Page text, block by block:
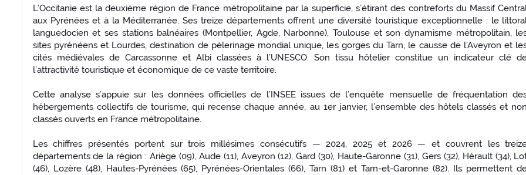
L’Occitanie est la deuxième région de France métropolitaine par la superficie, s’étirant des contreforts du Massif
aux Pyrénées et à la Méditerranée. Ses treize départements offrent une diversité touristique exceptionnelle : le
languedocien et ses stations balnéaires (Montpellier, Agde, Narbonne), Toulouse et son dynamisme métropolitain,
sites pyrénéens et Lourdes, destination de pèlerinage mondial unique, les gorges du Tarn, le causse de l’Aveyron et
cités médiévales de Carcassonne et Albi classées à l’UNESCO. Son tissu hôtelier constitue un indicateur clé
l’attractivité touristique et économique de ce vaste territoire.
Cette analyse s’appuie sur les données officielles de l’INSEE issues de l’enquête mensuelle de fréquentation
hébergements collectifs de tourisme, qui recense chaque année, au 1er janvier, l’ensemble des hôtels classés et non
classés ouverts en France métropolitaine.
Les chiffres présentés portent sur trois millésimes consécutifs — 2024, 2025 et 2026 — et couvrent les
départements de la région : Ariège (09), Aude (11), Aveyron (12), Gard (30), Haute-Garonne (31), Gers (32), Hérault (34),
(46), Lozère (48), Hautes-Pyrénées (65), Pyrénées-Orientales (66), Tarn (81) et Tarn-et-Garonne (82). Ils permettent